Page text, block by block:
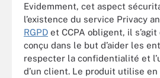
Evidemment, cet aspect
l’existence du service Privacy
RGPD et CCPA obligent, il
conçu dans le but d’aider les
respecter la confidentialité et
d’un client. Le produit utilise